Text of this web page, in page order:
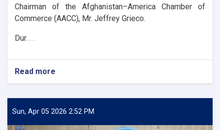
Chairman of the Afghanistan–America Chamber of
Commerce (AACC), Mr. Jeffrey Grieco.
Dur. . .
Read more
DAB
Deputy
Governor
Sun, Apr 05 2026 2:52 PM